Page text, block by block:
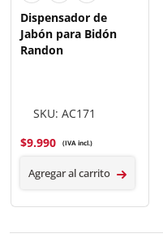
Dispensador de
Jabón para Bidón
Randon
SKU: AC171
$9.990 (IVA incl.)
Agregar al carrito